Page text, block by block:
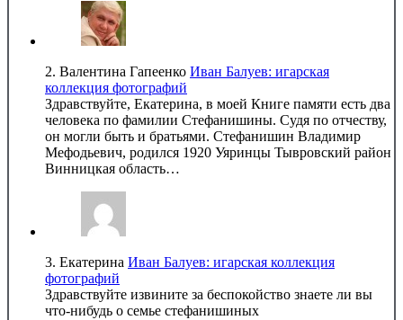
2. Валентина Гапеенко Иван Балуев: игарская
коллекция фотографий
Здравствуйте, Екатерина, в моей Книге памяти есть два
человека по фамилии Стефанишины. Судя по отчеству,
он могли быть и братьями. Стефанишин Владимир
Мефодьевич, родился 1920 Уяринцы Тывровский район
Винницкая область…
3. Екатерина Иван Балуев: игарская коллекция
фотографий
Здравствуйте извините за беспокойство знаете ли вы
что-нибудь о семье стефанишиных